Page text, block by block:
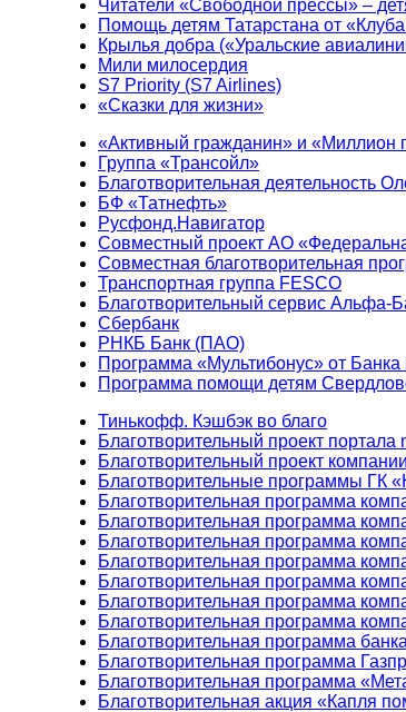
Читатели «Свободной прессы» –
Помощь детям Татарстана от
Крылья добра («Уральские
Мили милосердия
S7 Priority (S7 Airlines)
«Сказки для жизни»
«Активный гражданин» и «Миллион
Группа «Трансойл»
Благотворительная деятельность
БФ «Татнефть»
Русфонд.Навигатор
Совместный проект АО
Совместная благотворительная
Транспортная группа FESCO
Благотворительный сервис Альфа-
Сбербанк
РНКБ Банк (ПАО)
Программа «Мультибонус» от
Программа помощи детям
Тинькофф. Кэшбэк во благо
Благотворительный проект портала
Благотворительный проект
Благотворительные программы ГК
Благотворительная программа
Благотворительная программа
Благотворительная программа
Благотворительная программа
Благотворительная программа
Благотворительная программа
Благотворительная программа
Благотворительная программа
Благотворительная программа
Благотворительная программа
Благотворительная акция «Капля